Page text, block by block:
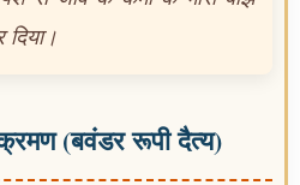
(बवंडर रूपी दैत्य)